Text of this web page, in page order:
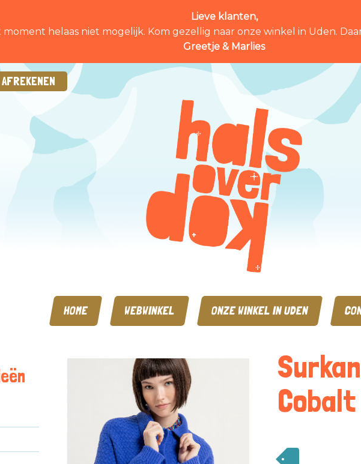
Lieve klanten,
helaas niet mogelijk. Kom gezellig naar onze winkel in Uden.
Greetje & Marlies
AFREKENEN
HOME WEBWINKEL ONZE WINKEL IN UDEN